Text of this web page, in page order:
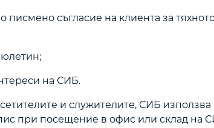
съгласие на клиента за
на СИБ.
и служителите, СИБ използва
при посещение в офис или склад на